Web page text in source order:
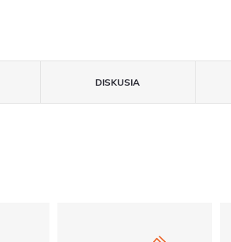
DISKUSIA